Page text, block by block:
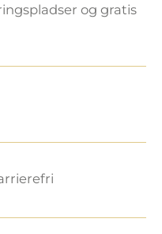
og gratis